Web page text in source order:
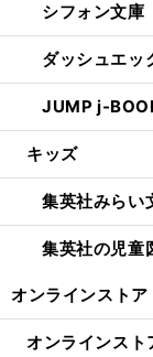
シフォン文庫
ダッシュエッ
JUMP j-
キッズ
集英社みらい
集英社の児童
オンラインストア
オンラインスト